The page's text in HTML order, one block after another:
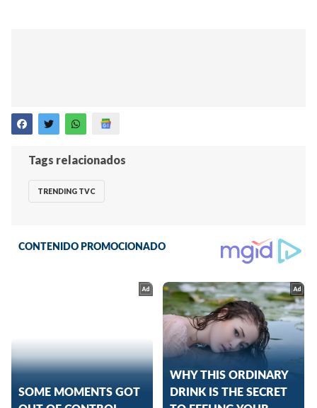
Tags relacionados
TRENDING TVC